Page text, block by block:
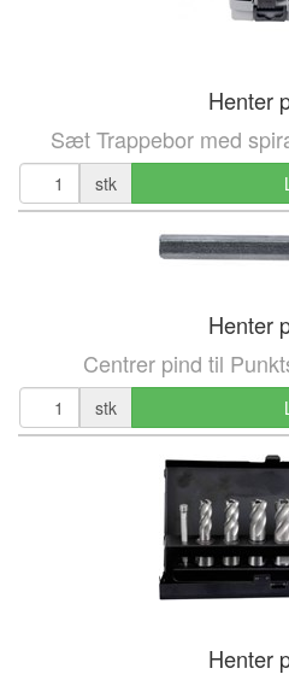
Henter
Sæt Trappebor med
stk
Henter
Centrer pind til
stk
Henter